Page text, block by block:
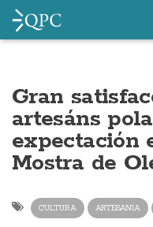
Gran
artesáns
expectación
Mostra de
CULTURA ARTESANIA